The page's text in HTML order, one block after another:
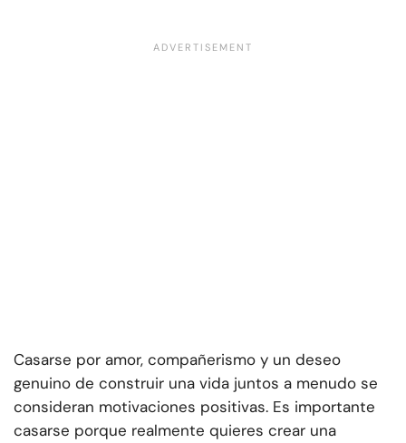
Casarse por amor, compañerismo y un deseo
genuino de construir una vida juntos a menudo se
consideran motivaciones positivas. Es importante
casarse porque realmente quieres crear una